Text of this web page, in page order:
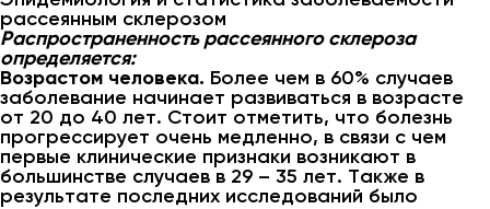
рассеянным склерозом
Распространенность рассеянного склероза
определяется:
Возрастом человека. Более чем в 60% случаев
заболевание начинает развиваться в возрасте
от 20 до 40 лет. Стоит отметить, что болезнь
прогрессирует очень медленно, в связи с чем
первые клинические признаки возникают в
большинстве случаев в 29 – 35 лет. Также в
результате последних исследований было